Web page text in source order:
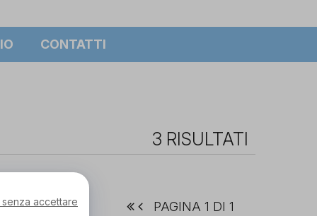
CONTATTI
3 RISULTATI
PAGINA 1 DI 1
accettare